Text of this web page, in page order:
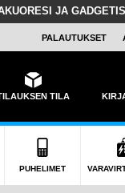
JA
PALAUTUKSET
TILA
PUHELIMET